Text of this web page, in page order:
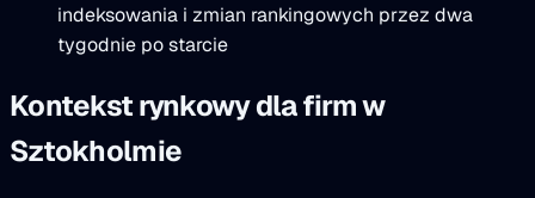
indeksowania i zmian rankingowych przez dwa
tygodnie po starcie
Kontekst rynkowy dla firm w
Sztokholmie